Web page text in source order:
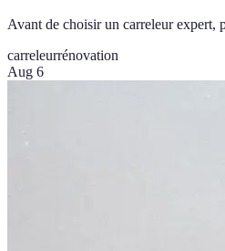
Avant de choisir un carreleur expert,
carreleurrénovation
Aug 6